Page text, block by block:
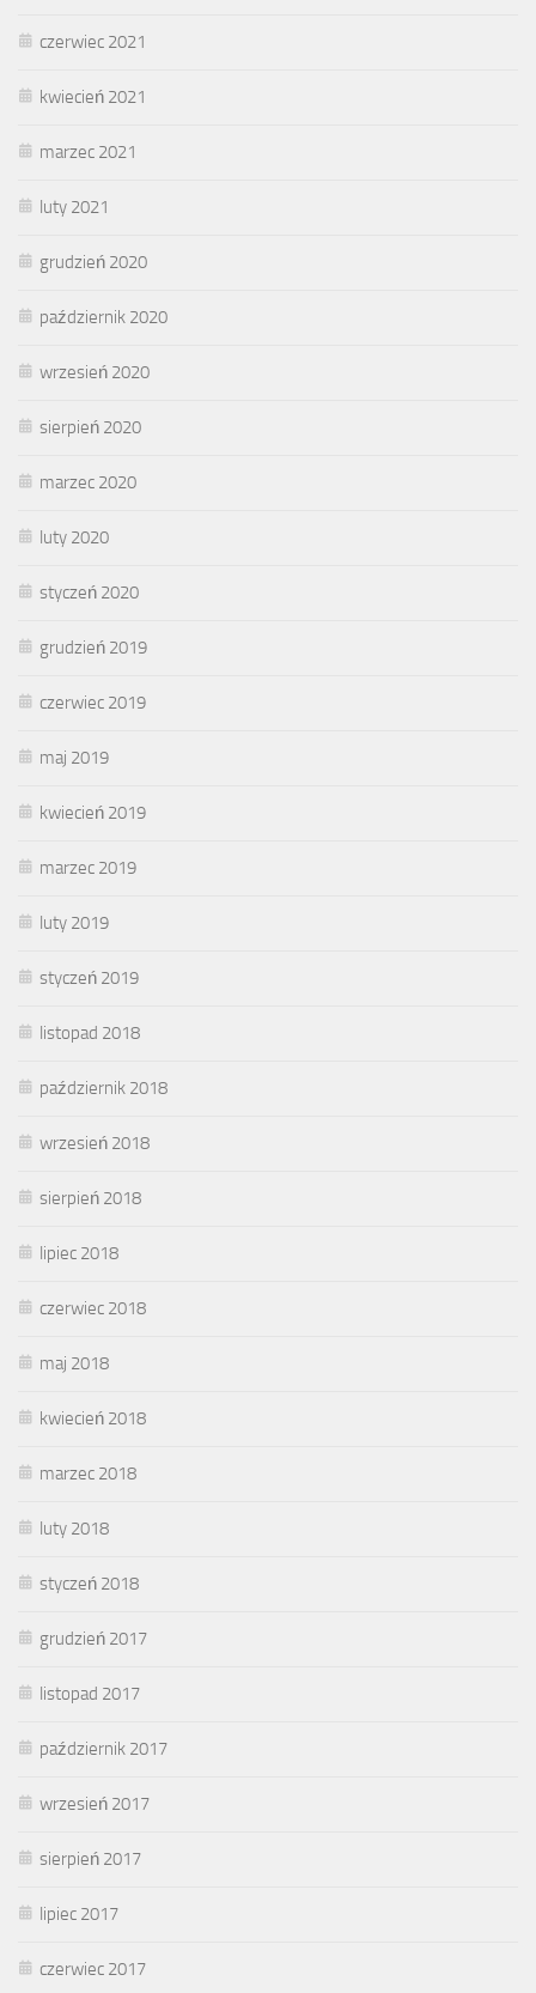
czerwiec 2021
kwiecień 2021
marzec 2021
luty 2021
grudzień 2020
październik 2020
wrzesień 2020
sierpień 2020
marzec 2020
luty 2020
styczeń 2020
grudzień 2019
czerwiec 2019
maj 2019
kwiecień 2019
marzec 2019
luty 2019
styczeń 2019
listopad 2018
październik 2018
wrzesień 2018
sierpień 2018
lipiec 2018
czerwiec 2018
maj 2018
kwiecień 2018
marzec 2018
luty 2018
styczeń 2018
grudzień 2017
listopad 2017
październik 2017
wrzesień 2017
sierpień 2017
lipiec 2017
czerwiec 2017